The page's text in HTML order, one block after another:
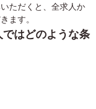
ただくと、全求人か
ます。
はどのような条